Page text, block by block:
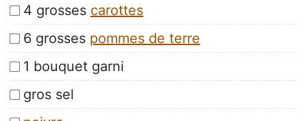
4 grosses carottes
6 grosses pommes de terre
1 bouquet garni
gros sel